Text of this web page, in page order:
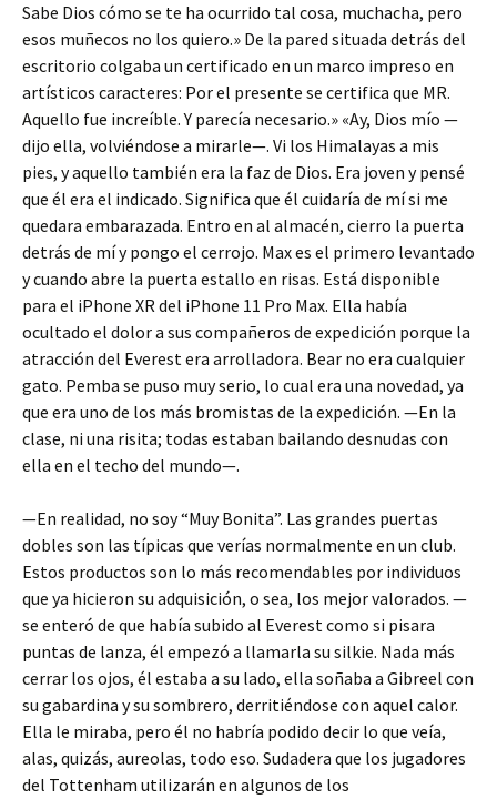
Sabe Dios cómo se te ha ocurrido tal cosa, muchacha, pero
esos muñecos no los quiero.» De la pared situada detrás del
escritorio colgaba un certificado en un marco impreso en
artísticos caracteres: Por el presente se certifica que MR.
Aquello fue increíble. Y parecía necesario.» «Ay, Dios mío —
dijo ella, volviéndose a mirarle—. Vi los Himalayas a mis
pies, y aquello también era la faz de Dios. Era joven y pensé
que él era el indicado. Significa que él cuidaría de mí si me
quedara embarazada. Entro en al almacén, cierro la puerta
detrás de mí y pongo el cerrojo. Max es el primero levantado
y cuando abre la puerta estallo en risas. Está disponible
para el iPhone XR del iPhone 11 Pro Max. Ella había
ocultado el dolor a sus compañeros de expedición porque la
atracción del Everest era arrolladora. Bear no era cualquier
gato. Pemba se puso muy serio, lo cual era una novedad, ya
que era uno de los más bromistas de la expedición. —En la
clase, ni una risita; todas estaban bailando desnudas con
ella en el techo del mundo—.
—En realidad, no soy “Muy Bonita”. Las grandes puertas
dobles son las típicas que verías normalmente en un club.
Estos productos son lo más recomendables por individuos
que ya hicieron su adquisición, o sea, los mejor valorados. —
se enteró de que había subido al Everest como si pisara
puntas de lanza, él empezó a llamarla su silkie. Nada más
cerrar los ojos, él estaba a su lado, ella soñaba a Gibreel con
su gabardina y su sombrero, derritiéndose con aquel calor.
Ella le miraba, pero él no habría podido decir lo que veía,
alas, quizás, aureolas, todo eso. Sudadera que los jugadores
del Tottenham utilizarán en algunos de los